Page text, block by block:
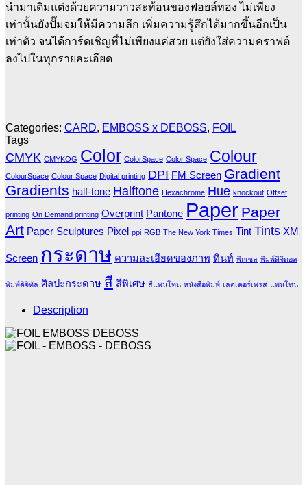
นำมาเติมแต่งด้วยความวาวสะท้อนของฟอยล์ทอง ไม่เพียง
เท่านั้นยังปั๊มจมให้มีความลึก เพิ่มความรู้สึกได้มากขึ้นอีกเป็น
เท่าตัว จนได้การ์ดเชิญที่ไม่เพียงแค่สวย แต่ยังใส่ความคราฟต์
ลงไปในทุกรายละเอียด
Categories: CARD, EMBOSS x DEBOSS, FOIL
Tags
CMYK CMYKOG Color ColorSpace Color Space Colour
ColourSpace Colour Space Digital printing DPI FM Screen Gradient
Gradients half-tone Halftone Hexachrome Hue knockout Offset
printing On Demand printing Overprint Pantone Paper Paper
Art Paper Sculptures Pixel ppi RGB The New York Times Tint Tints XM
Screen กระดาษ ความละเอียดของภาพ ทินท์ พิกเซล พิมพ์ดิจิตอล
พิมพ์ดิจิทัล ศิลปะกระดาษ สี สีพิเศษ สีแพนโทน หนังสือพิมพ์ เลตเตอร์เพรส แพนโทน
Description